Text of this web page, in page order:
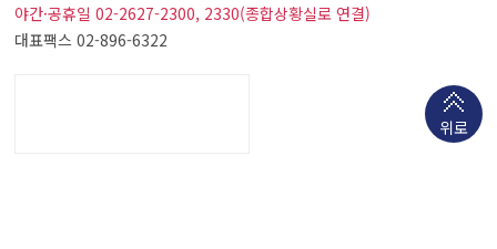
위로
야간·공휴일 02-2627-2300, 2330(종합상황실로 연결)
대표팩스 02-896-6322